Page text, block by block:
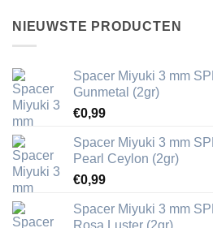
NIEUWSTE PRODUCTEN
Spacer Miyuki 3 mm
Gunmetal (2gr)
€0,99
Spacer Miyuki 3 mm
Pearl Ceylon (2gr)
€0,99
Spacer Miyuki 3 mm
Rosa Luster (2gr)